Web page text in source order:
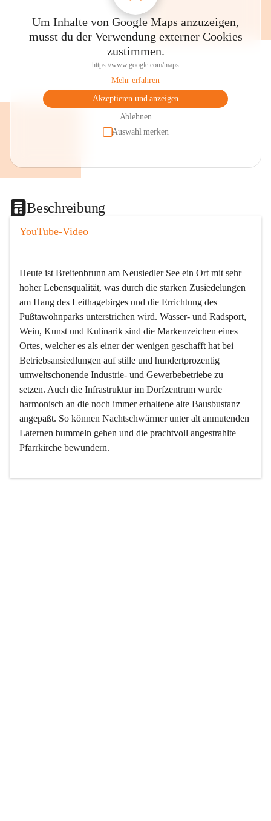
Um Inhalte von Google Maps anzuzeigen,
musst du der Verwendung externer Cookies
zustimmen.
https://www.google.com/maps
Mehr erfahren
Akzeptieren und anzeigen
Ablehnen
Auswahl merken
Beschreibung
YouTube-Video
Heute ist Breitenbrunn am Neusiedler See ein Ort mit sehr
hoher Lebensqualität, was durch die starken Zusiedelungen
am Hang des Leithagebirges und die Errichtung des
Pußtawohnparks unterstrichen wird. Wasser- und Radsport,
Wein, Kunst und Kulinarik sind die Markenzeichen eines
Ortes, welcher es als einer der wenigen geschafft hat bei
Betriebsansiedlungen auf stille und hundertprozentig
umweltschonende Industrie- und Gewerbebetriebe zu
setzen. Auch die Infrastruktur im Dorfzentrum wurde
harmonisch an die noch immer erhaltene alte Bausbustanz
angepaßt. So können Nachtschwärmer unter alt anmutenden
Laternen bummeln gehen und die prachtvoll angestrahlte
Pfarrkirche bewundern.
Der Weinbau dominert heute nicht mehr, ist aber integrativer